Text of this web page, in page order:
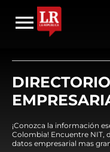
¡Conozca la información
Colombia! Encuentre NIT,
datos empresarial mas